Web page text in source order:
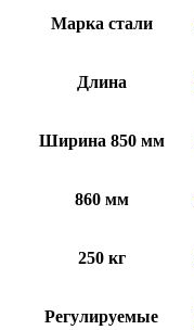
Марка стали
Длина
Ширина 850 мм
860 мм
250 кг
Регулируемые